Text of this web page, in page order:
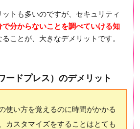
トも多いのですが、セキュリティ
で分からないことを調べていける知
ることが、大きなデメリットです。
ードプレス）のデメリット
使い方を覚えるのに時間がかかる
カスタマイズをすることはとても